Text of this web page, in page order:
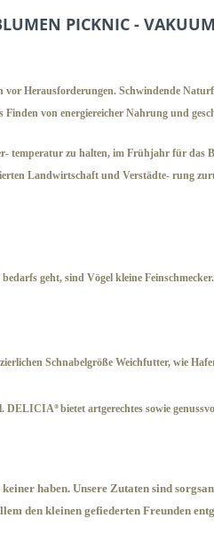
PICKNIC -
Herausforderungen. Schwindende
Finden von energiereicher Nahrung und
temperatur zu halten, im Frühjahr für
Landwirtschaft und Verstädte- rung
geht, sind Vögel kleine
Schnabelgröße Weichfutter, wie
DELICIA® bietet artgerechtes sowie
haben. Unsere Zutaten sind
den kleinen gefiederten Freunden